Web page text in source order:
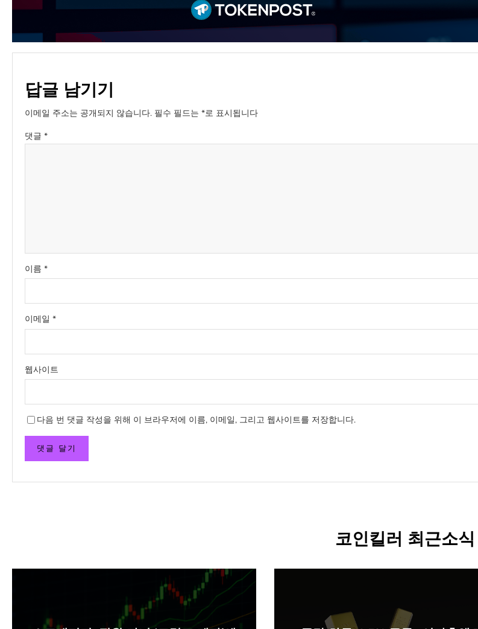
답글 남기기
이메일 주소는 공개되지 않습니다. 필수 필드는 *로 표시됩니다
댓글 *
이름 *
이메일 *
웹사이트
다음 번 댓글 작성을 위해 이 브라우저에 이름, 이메일, 그리고 웹사이트를 저장합니다.
코인킬러 최근소식